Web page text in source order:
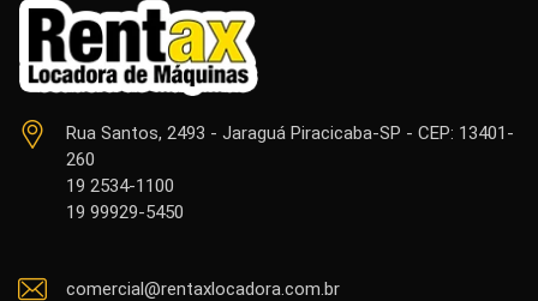
Rua Santos, 2493 - Jaraguá Piracicaba-SP - CEP: 13401-
260
19 2534-1100
19 99929-5450
comercial@rentaxlocadora.com.br